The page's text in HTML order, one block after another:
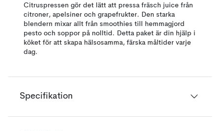
Citruspressen gör det lätt att pressa fräsch juice från
citroner, apelsiner och grapefrukter. Den starka
blendern mixar allt från smoothies till hemmagjord
pesto och soppor på nolltid. Detta paket är din hjälp i
köket för att skapa hälsosamma, färska måltider varje
dag.
Specifikation